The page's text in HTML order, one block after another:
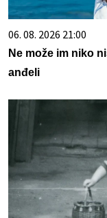
06. 08. 2026 21:00
Ne može im niko
anđeli